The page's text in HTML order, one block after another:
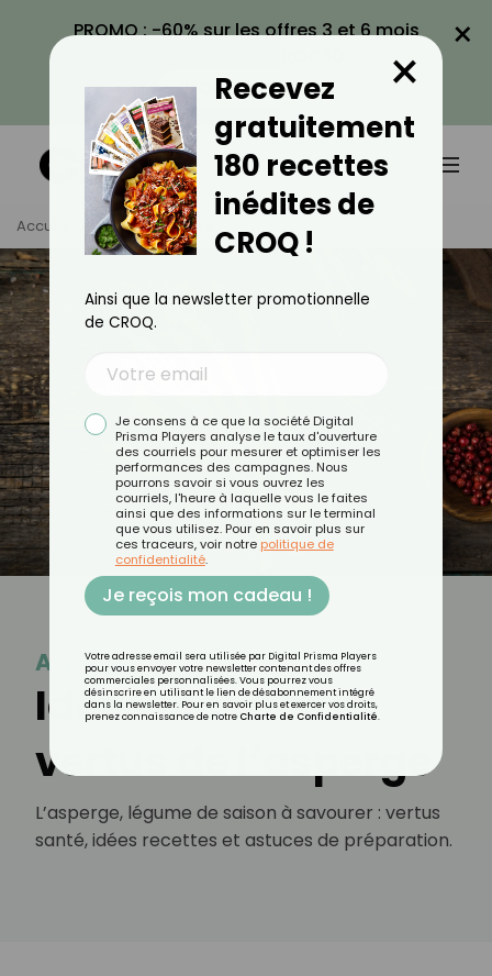
PROMO : -60% sur les offres 3 et 6 mois
VOIR LA PROMO
×
Accueil Tag Asperge
Asperge
Idées recettes et
vertus de l’asperge
L’asperge, légume de saison à savourer : vertus
santé, idées recettes et astuces de préparation.
Recevez
gratuitement
180 recettes
inédites de
CROQ !
×
Ainsi que la newsletter promotionnelle
de CROQ.
Je consens à ce que la société Digital
Prisma Players analyse le taux d'ouverture
des courriels pour mesurer et optimiser les
performances des campagnes. Nous
pourrons savoir si vous ouvrez les
courriels, l'heure à laquelle vous le faites
ainsi que des informations sur le terminal
que vous utilisez. Pour en savoir plus sur
ces traceurs, voir notre politique de
confidentialité.
Je reçois mon cadeau !
Votre adresse email sera utilisée par Digital Prisma Players
pour vous envoyer votre newsletter contenant des offres
commerciales personnalisées. Vous pourrez vous
désinscrire en utilisant le lien de désabonnement intégré
dans la newsletter. Pour en savoir plus et exercer vos droits,
prenez connaissance de notre Charte de Confidentialité.